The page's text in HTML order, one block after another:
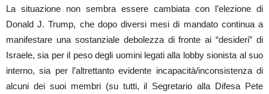
La situazione non sembra essere cambiata con l’elezione di
Donald J. Trump, che dopo diversi mesi di mandato continua a
manifestare una sostanziale debolezza di fronte ai “desideri” di
Israele, sia per il peso degli uomini legati alla lobby sionista al suo
interno, sia per l’altrettanto evidente incapacità/inconsistenza di
alcuni dei suoi membri (su tutti, il Segretario alla Difesa Pete